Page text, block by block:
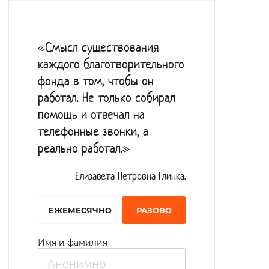
лекции, проживающие вовлекаются в
участие в номерах художественной
самодеятельности, устраивают турниры по
настольным играм.
«Смысл существования
каждого благотворительного
фонда в том, чтобы он
работал. Не только собирал
помощь и отвечал на
телефонные звонки, а
реально работал.»
Елизавета Петровна Глинка.
EЖЕМЕСЯЧНО РАЗОВО
Имя и фамилия